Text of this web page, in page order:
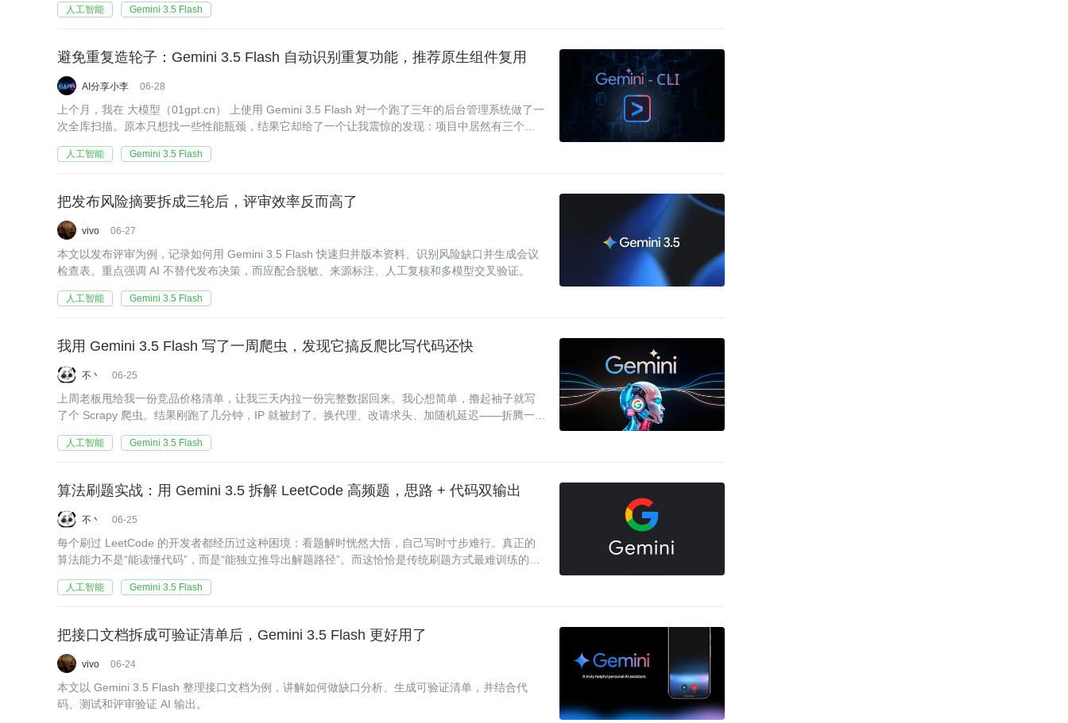
人工智能 Gemini 3.5 Flash
避免重复造轮子：Gemini 3.5 Flash 自动识别重复功能，推荐原生组件复用
AI分享小李 06-28
上个月，我在 大模型（01gpt.cn） 上使用 Gemini 3.5 Flash 对一个跑了三年的后台管理系统做了一
次全库扫描。原本只想找一些性能瓶颈，结果它却给了一个让我震惊的发现：项目中居然有三个几
人工智能 Gemini 3.5 Flash
把发布风险摘要拆成三轮后，评审效率反而高了
vivo 06-27
本文以发布评审为例，记录如何用 Gemini 3.5 Flash 快速归并版本资料、识别风险缺口并生成会议
检查表。重点强调 AI 不替代发布决策，而应配合脱敏、来源标注、人工复核和多模型交叉验证。
人工智能 Gemini 3.5 Flash
我用 Gemini 3.5 Flash 写了一周爬虫，发现它搞反爬比写代码还快
不丶 06-25
上周老板甩给我一份竞品价格清单，让我三天内拉一份完整数据回来。我心想简单，撸起袖子就写
了个 Scrapy 爬虫。结果刚跑了几分钟，IP 就被封了。换代理、改请求头、加随机延迟——折腾一下
人工智能 Gemini 3.5 Flash
算法刷题实战：用 Gemini 3.5 拆解 LeetCode 高频题，思路 + 代码双输出
不丶 06-25
每个刷过 LeetCode 的开发者都经历过这种困境：看题解时恍然大悟，自己写时寸步难行。真正的
算法能力不是“能读懂代码”，而是“能独立推导出解题路径”。而这恰恰是传统刷题方式最难训练的能
人工智能 Gemini 3.5 Flash
把接口文档拆成可验证清单后，Gemini 3.5 Flash 更好用了
vivo 06-24
本文以 Gemini 3.5 Flash 整理接口文档为例，讲解如何做缺口分析、生成可验证清单，并结合代
码、测试和评审验证 AI 输出。